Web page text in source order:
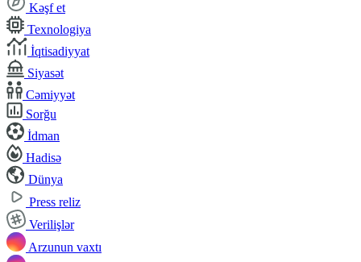
Kəşf et
Texnologiya
İqtisadiyyat
Siyasət
Cəmiyyət
Sorğu
İdman
Hadisə
Dünya
Press reliz
Verilişlər
Arzunun vaxtı